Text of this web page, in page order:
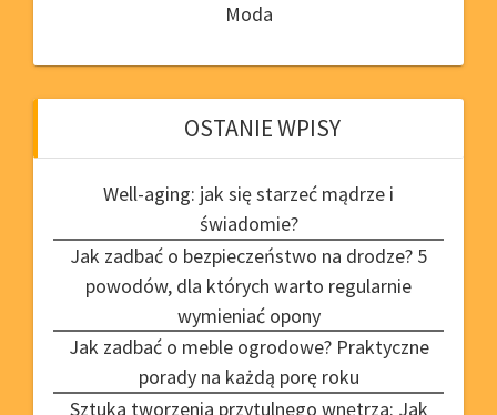
Moda
OSTANIE WPISY
Well-aging: jak się starzeć mądrze i
świadomie?
Jak zadbać o bezpieczeństwo na drodze? 5
powodów, dla których warto regularnie
wymieniać opony
Jak zadbać o meble ogrodowe? Praktyczne
porady na każdą porę roku
Sztuka tworzenia przytulnego wnętrza: Jak